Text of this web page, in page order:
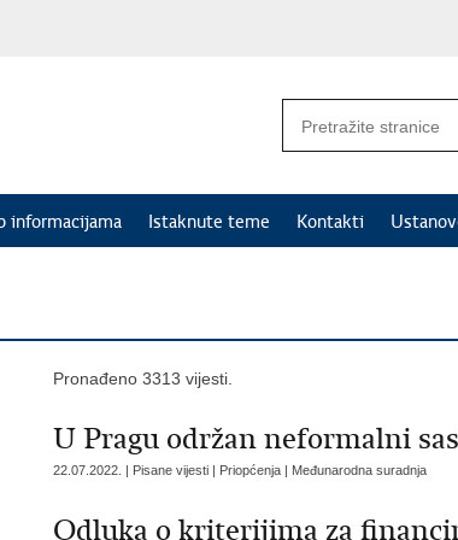
informacijama Istaknute teme Kontakti
Pronađeno 3313 vijesti.
U Pragu održan neformalni
22.07.2022. | Pisane vijesti | Priopćenja | Međunarodna suradnja
Odluka o kriterijima za